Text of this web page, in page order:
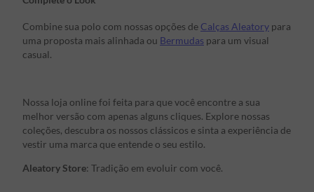
Combine sua polo com nossas opções de Calças Aleatory para
uma proposta mais alinhada ou Bermudas para um visual
casual.
Nossa loja online foi feita para que você encontre a sua
melhor versão com apenas alguns cliques. Explore nossas
coleções, descubra os nossos clássicos e sinta a experiência de
vestir uma marca que entende o seu estilo.
Aleatory Store: Tradição em evoluir com você.